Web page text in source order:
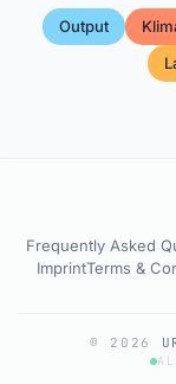
Output
Frequently Asked
ImprintTerms &
© 2026